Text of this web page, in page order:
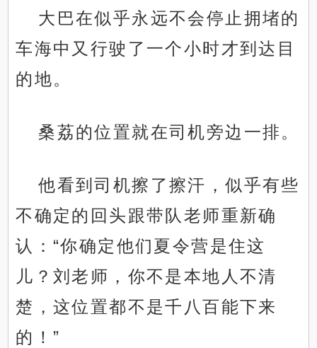
大巴在似乎永远不会停止拥堵的
车海中又行驶了一个小时才到达目
的地。
桑荔的位置就在司机旁边一排。
他看到司机擦了擦汗，似乎有些
不确定的回头跟带队老师重新确
认：“你确定他们夏令营是住这
儿？刘老师，你不是本地人不清
楚，这位置都不是千八百能下来
的！”